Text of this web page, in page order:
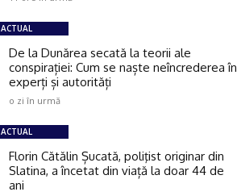
ACTUAL
De la Dunărea secată la teorii ale
conspirației: Cum se naște neîncrederea în
experți și autorități
o zi în urmă
ACTUAL
Florin Cătălin Șucată, poliţist originar din
Slatina, a încetat din viață la doar 44 de
ani